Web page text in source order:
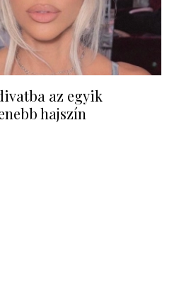
az egyik
hajszín